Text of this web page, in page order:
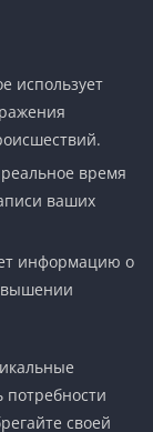
использует
время
ваших
информацию о
потребности
своей